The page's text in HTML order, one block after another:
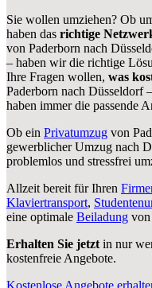
Sie wollen umziehen? Ob
haben das richtige
von Paderborn nach
– haben wir die richtige
Ihre Fragen wollen, was
Paderborn nach Düsseldorf
haben immer die passende
Ob ein Privatumzug von
gewerblicher Umzug nach
problemlos und stressfrei
Allzeit bereit für Ihren
Klaviertransport,
eine optimale Beiladung von
Erhalten Sie jetzt in nur
kostenfreie Angebote.
Kostenlose Angebote